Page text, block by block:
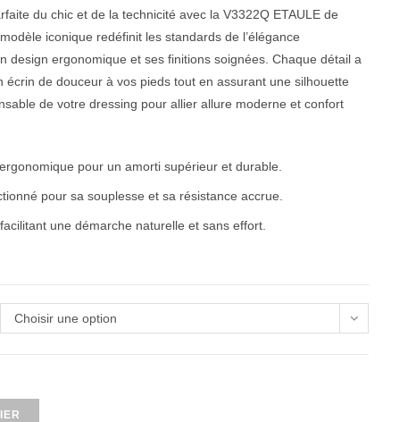
du chic et de la technicité avec la V3322Q ETAULE de
iconique redéfinit les standards de l’élégance
design ergonomique et ses finitions soignées. Chaque détail a
écrin de douceur à vos pieds tout en assurant une silhouette
de votre dressing pour allier allure moderne et confort
pour un amorti supérieur et durable.
pour sa souplesse et sa résistance accrue.
une démarche naturelle et sans effort.
Choisir une option